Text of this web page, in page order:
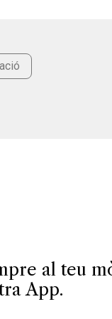
al teu
App.